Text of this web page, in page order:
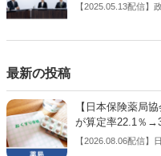
【2025.05.13配信】
よいのが社会保障
最新の投稿
【日本保険薬局
が算定率22.1％
【2026.08.06配信】